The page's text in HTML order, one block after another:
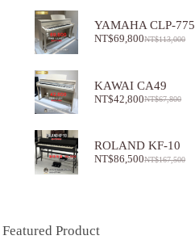
YAMAHA CLP-775
NT$113,000
NT$69,800
KAWAI CA49
NT$67,800
NT$42,800
ROLAND KF-10
NT$167,500
NT$86,500
Featured Product